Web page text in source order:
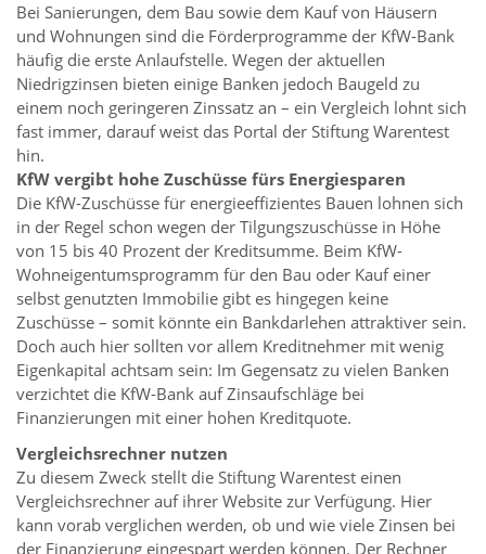
Bei Sanierungen, dem Bau sowie dem Kauf von Häusern
und Wohnungen sind die Förderprogramme der KfW-Bank
häufig die erste Anlaufstelle. Wegen der aktuellen
Niedrigzinsen bieten einige Banken jedoch Baugeld zu
einem noch geringeren Zinssatz an – ein Vergleich lohnt sich
fast immer, darauf weist das Portal der Stiftung Warentest
hin.
KfW vergibt hohe Zuschüsse fürs Energiesparen
Die KfW-Zuschüsse für energieeffizientes Bauen lohnen sich
in der Regel schon wegen der Tilgungszuschüsse in Höhe
von 15 bis 40 Prozent der Kreditsumme. Beim KfW-
Wohneigentumsprogramm für den Bau oder Kauf einer
selbst genutzten Immobilie gibt es hingegen keine
Zuschüsse – somit könnte ein Bankdarlehen attraktiver sein.
Doch auch hier sollten vor allem Kreditnehmer mit wenig
Eigenkapital achtsam sein: Im Gegensatz zu vielen Banken
verzichtet die KfW-Bank auf Zinsaufschläge bei
Finanzierungen mit einer hohen Kreditquote.
Vergleichsrechner nutzen
Zu diesem Zweck stellt die Stiftung Warentest einen
Vergleichsrechner auf ihrer Website zur Verfügung. Hier
kann vorab verglichen werden, ob und wie viele Zinsen bei
der Finanzierung eingespart werden können. Der Rechner